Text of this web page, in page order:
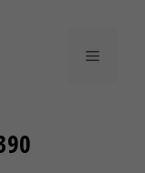
Meny